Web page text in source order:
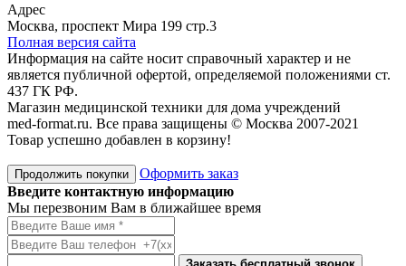
Адрес
Москва, проспект Мира 199 стр.3
Полная версия сайта
Информация на сайте носит справочный характер и не
является публичной офертой, определяемой положениями ст.
437 ГК РФ.
Магазин медицинской техники для дома учреждений
med-format.ru. Все права защищены © Москва 2007-2021
Товар успешно добавлен в корзину!
Продолжить покупки
Оформить заказ
Введите контактную информацию
Мы перезвоним Вам в ближайшее время